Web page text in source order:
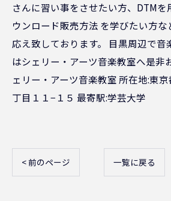
さんに習い事をさせたい方、DTM
ウンロード販売方法 を学びたい方
応え致しております。 目黒周辺で音
はシェリー・アーツ音楽教室へ是非
ェリー・アーツ音楽教室 所在地:東
丁目１１−１５ 最寄駅:学芸大学
< 前のページ 一覧に戻る